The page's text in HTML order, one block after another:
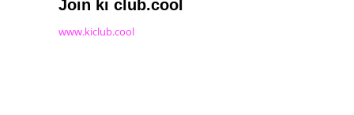
Join ki club.cool
www.kiclub.cool